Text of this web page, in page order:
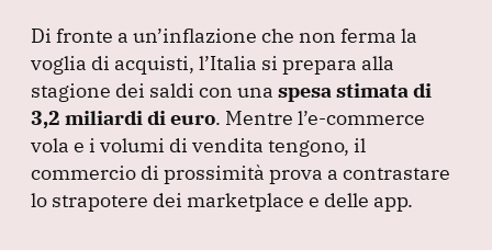
c
e
b
o
o
k
k
e
dI
n
at
s
A
p
p
e
gr
a
m
ai
l
Di fronte a un’inflazione che non ferma la
voglia di acquisti, l’Italia si prepara alla
stagione dei saldi con una spesa stimata di
3,2 miliardi di euro. Mentre l’e-commerce
vola e i volumi di vendita tengono, il
commercio di prossimità prova a contrastare
lo strapotere dei marketplace e delle app.